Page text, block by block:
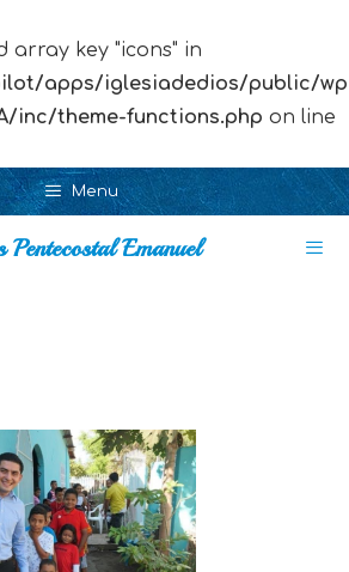
array key "icons" in
apps/iglesiadedios/public/
inc/theme-functions.php on line
Menu
Emanuel